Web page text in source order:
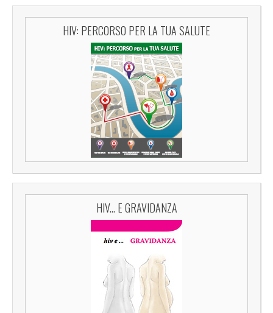
HIV: PERCORSO PER LA TUA SALUTE
HIV... E GRAVIDANZA